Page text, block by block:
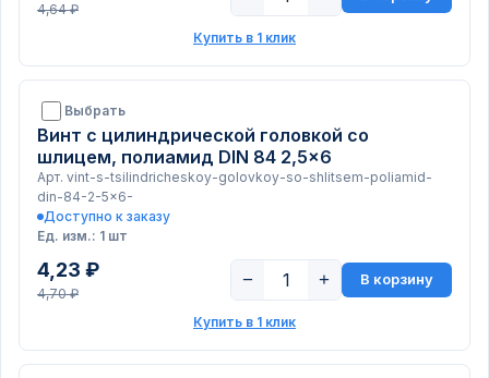
4,64 ₽
Купить в 1 клик
Выбрать
Винт с цилиндрической головкой со
шлицем, полиамид DIN 84 2,5x6
Арт. vint-s-tsilindricheskoy-golovkoy-so-shlitsem-poliamid-
din-84-2-5x6-
Доступно к заказу
Ед. изм.: 1 шт
4,23 ₽
4,70 ₽
− + В корзину
Купить в 1 клик